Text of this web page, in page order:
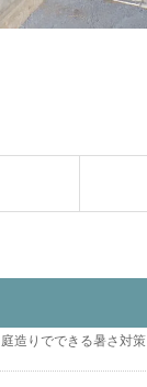
造りでできる暑さ対策